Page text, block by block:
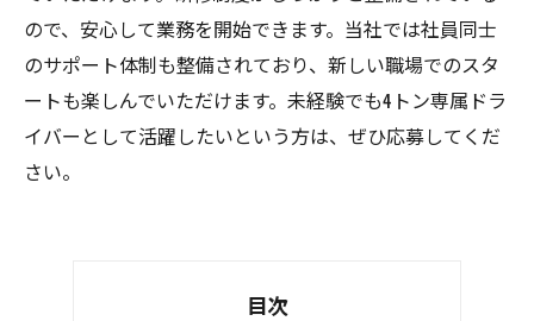
ので、安心して業務を開始できます。当社では社員同士
のサポート体制も整備されており、新しい職場でのスタ
ートも楽しんでいただけます。未経験でも4トン専属ドラ
イバーとして活躍したいという方は、ぜひ応募してくだ
さい。
目次